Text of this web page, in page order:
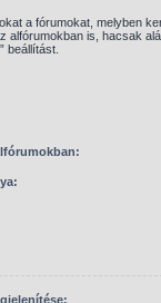
a fórumokat, melyben
alfórumokban is, hacsak
beállítást.
az alfórumokban: